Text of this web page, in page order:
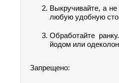
Выкручивайте, а
любую удобную
Обработайте
йодом или
Запрещено: